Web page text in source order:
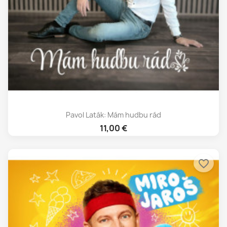
Pavol Laták: Mám hudbu rád
11,00 €
favorite_border